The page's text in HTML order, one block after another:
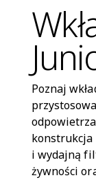
Poznaj
konstrukcja
i wydajną
żywności